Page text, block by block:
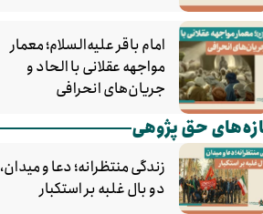
امام باقر علیه‌السلام؛ معمار
مواجهه عقلانی با الحاد و
جریان‌های انحرافی
حق پژوهی
زندگی منتظرانه؛ دعا و میدان،
دو بال غلبه بر استکبار